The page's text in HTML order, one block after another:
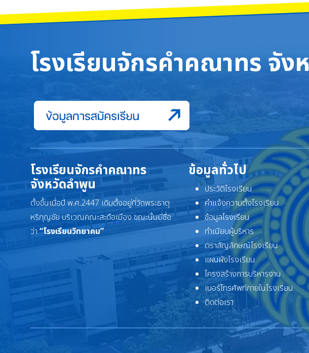
โรงเรียนจักรคำคณาทร จัง
โรงเรียนจักรคำคณาทร
จังหวัดลำพูน
ตั้งขึ้นเมื่อปี พ.ศ.2447 เดิมตั้งอยู่ที่วัดพระธาตุ
หริภุญชัย บริเวณคณะสะดือเมือง ขณะนั้นมีชื่อ
ว่า“โรงเรียนวิทยาคม”
ข้อมูลทั่วไป
ประวัติโรงเรียน
คำแจ้งความตั้งโรงเรียน
ข้อมูลโรงเรียน
ทำเนียบผู้บริหาร
ตราสัญลักษณ์โรงเรียน
แผนผังโรงเรียน
โครงสร้างการบริหารงาน
เบอร์โทรศัพท์ภายในโรงเรียน
ติดต่อเรา